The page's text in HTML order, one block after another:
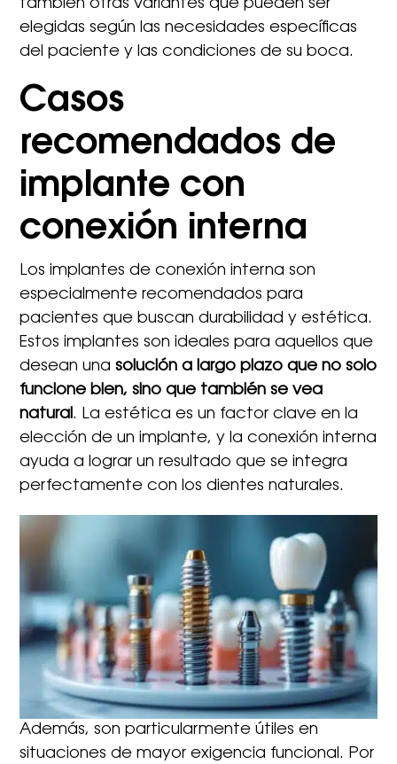
también otras variantes que pueden ser
elegidas según las necesidades específicas
del paciente y las condiciones de su boca.
Casos
recomendados de
implante con
conexión interna
Los implantes de conexión interna son
especialmente recomendados para
pacientes que buscan durabilidad y estética.
Estos implantes son ideales para aquellos que
desean unasolución a largo plazo que no solo
funcione bien, sino que también se vea
natural. La estética es un factor clave en la
elección de un implante, y la conexión interna
ayuda a lograr un resultado que se integra
perfectamente con los dientes naturales.
Además, son particularmente útiles en
situaciones de mayor exigencia funcional. Por